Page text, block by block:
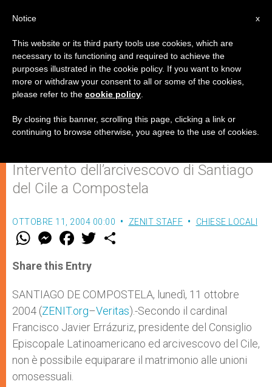
Cardinal Errázuriz: "Matrimonio
ed unione omosessuale non
possono essere la stessa cosa"
Intervento dell’arcivescovo di Santiago
del Cile a Compostela
OTTOBRE 11, 2004 00:00 ZENIT STAFF CHIESE LOCALI
W
t
s
p
p
M
e
s
e
g
e
r
F
a
e
b
o
k
w
r
Share this Entry
SANTIAGO DE COMPOSTELA, lunedì, 11 ottobre
2004 (ZENIT.org–Veritas).-Secondo il cardinal
Francisco Javier Errázuriz, presidente del Consiglio
Episcopale Latinoamericano ed arcivescovo del Cile,
non è possibile equiparare il matrimonio alle unioni
omosessuali.
x
Notice
This website or its third party tools use cookies, which are
necessary to its functioning and required to achieve the
purposes illustrated in the cookie policy. If you want to know
more or withdraw your consent to all or some of the cookies,
please refer to the cookie policy
By closing this banner, scrolling this page, clicking a link or
continuing to browse otherwise, you agree to the use of cookies.